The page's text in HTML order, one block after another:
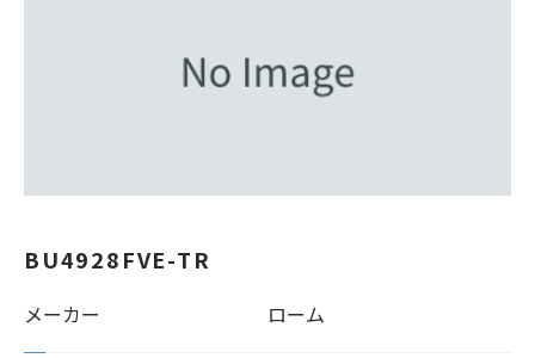
BU4928FVE-TR
メーカー ローム